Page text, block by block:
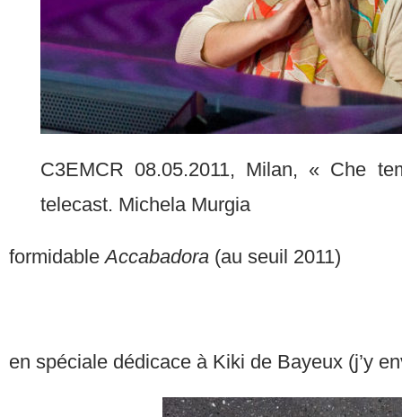
C3EMCR 08.05.2011, Milan, « Che
telecast. Michela Murgia
formidableAccabadora (au seuil 2011)
en spéciale dédicace à Kiki de Bayeux (j’y